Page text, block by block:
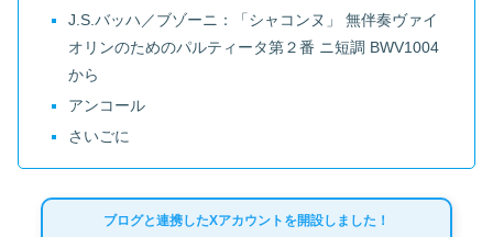
J.S.バッハ／ブゾーニ：「シャコンヌ」 無伴奏ヴァイ
オリンのためのパルティータ第２番 ニ短調 BWV1004
から
アンコール
さいごに
ブログと連携したXアカウントを開設しました！